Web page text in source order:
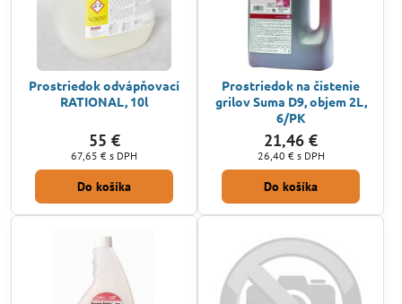
Prostriedok odvápňovací
RATIONAL, 10l
55 €
67,65 € s DPH
Do košíka
Prostriedok na čistenie
grilov Suma D9, objem 2L,
6/PK
21,46 €
26,40 € s DPH
Do košíka